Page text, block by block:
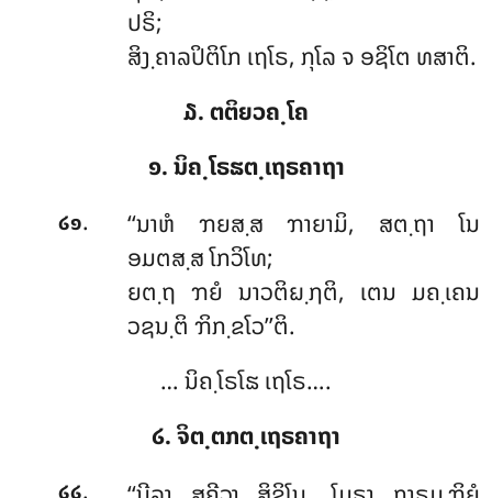
ປຣິ;
ສິງ຺ຄາລປິຕິໂກ ເຖໂຣ, ກຸໂລ ຈ ອຊິໂຕ ທສາຕິ.
໓. ຕຕິຍວຄ຺ໂຄ
໑. ນິຄ຺ໂຣຘຕ຺ເຖຣຄາຖາ
໒໑.
‘‘ນາຫໍ ຠຍສ຺ສ ຠາຍາມິ, ສຕ຺ຖາ ໂນ
ອມຕສ຺ສ ໂກວິໂທ;
ຍຕ຺ຖ ຠຍໍ ນາວຕິຏ຺ຐຕິ, ເຕນ ມຄ຺ເຄນ
ວຊນ຺ຕິ ຠິກ຺ຂໂວ’’ຕິ.
… ນິຄ຺ໂຣໂຘ ເຖໂຣ….
໒. ຈິຕ຺ຕກຕ຺ເຖຣຄາຖາ